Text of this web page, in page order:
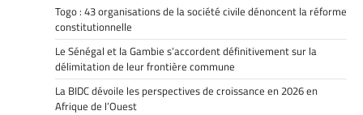
Togo : 43 organisations de la société civile dénoncent la réforme
constitutionnelle
Le Sénégal et la Gambie s’accordent définitivement sur la
délimitation de leur frontière commune
La BIDC dévoile les perspectives de croissance en 2026 en
Afrique de l’Ouest